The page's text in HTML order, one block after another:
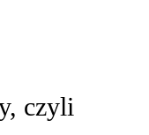
czyli